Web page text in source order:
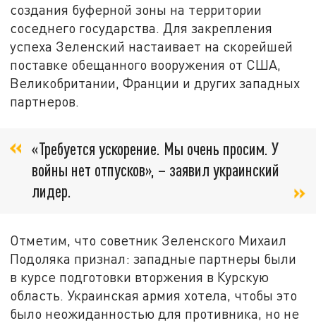
создания буферной зоны на территории
соседнего государства. Для закрепления
успеха Зеленский настаивает на скорейшей
поставке обещанного вооружения от США,
Великобритании, Франции и других западных
партнеров.
«Требуется ускорение. Мы очень просим. У
войны нет отпусков», – заявил украинский
лидер.
Отметим, что советник Зеленского Михаил
Подоляка признал: западные партнеры были
в курсе подготовки вторжения в Курскую
область. Украинская армия хотела, чтобы это
было неожиданностью для противника, но не